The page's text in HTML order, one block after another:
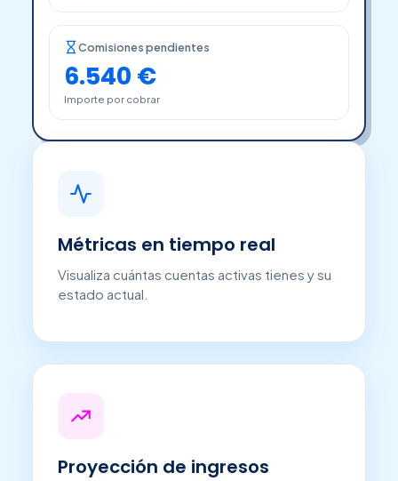
Comisiones pendientes
6.540 €
Importe por cobrar
Métricas en tiempo real
Visualiza cuántas cuentas activas tienes y su
estado actual.
Proyección de ingresos